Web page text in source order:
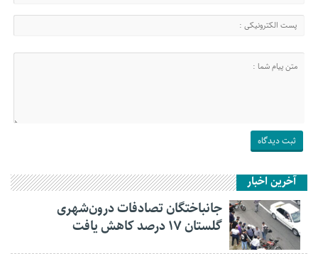
آخرین اخبار
جانباختگان تصادفات درون‌شهری
گلستان ۱۷ درصد کاهش یافت